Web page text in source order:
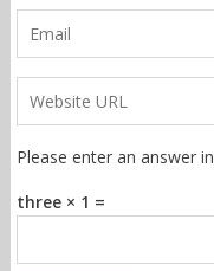
Please enter an answer
three × 1 =